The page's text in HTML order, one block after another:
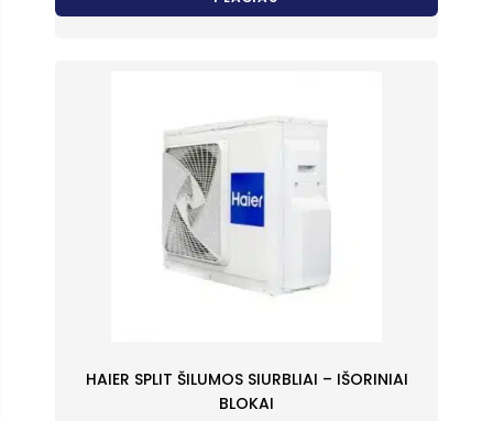
€1,229.00
HAIER SPLIT ŠILUMOS SIURBLIAI – IŠORINIAI
BLOKAI